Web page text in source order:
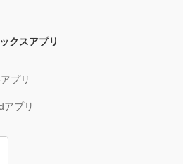
クスアプリ
プリ
アプリ